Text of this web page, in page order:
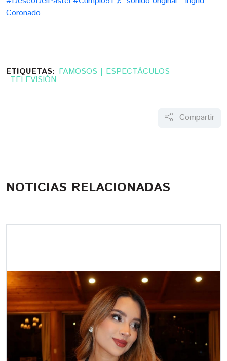
Coronado
ETIQUETAS: FAMOSOS ESPECTÁCULOS
TELEVISIÓN
Compartir
NOTICIAS RELACIONADAS